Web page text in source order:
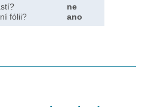
ne
fólii?
ano